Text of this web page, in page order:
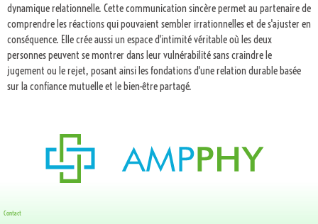
dynamique relationnelle. Cette communication sincère permet au partenaire de
comprendre les réactions qui pouvaient sembler irrationnelles et de s'ajuster en
conséquence. Elle crée aussi un espace d'intimité véritable où les deux
personnes peuvent se montrer dans leur vulnérabilité sans craindre le
jugement ou le rejet, posant ainsi les fondations d'une relation durable basée
sur la confiance mutuelle et le bien-être partagé.
Contact